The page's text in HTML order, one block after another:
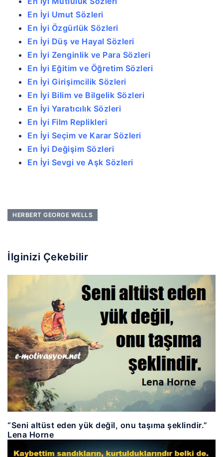
En İyi Umut Sözleri
En İyi Özgürlük Sözleri
En İyi Düş ve Hayal Sözleri
En İyi Zenginlik ve Para Sözleri
En İyi Eğitim ve Öğretim Sözleri
En İyi Girişimcilik Sözleri
En İyi Bilim ve Bilgelik Sözleri
En İyi Yaratıcılık Sözleri
En İyi Film Replikleri
En İyi Seçim ve Karar Sözleri
En İyi Değişim Sözleri
En İyi Sevgi ve Aşk Sözleri
HERBERT GEORGE WELLS
İlginizi Çekebilir
“Seni altüst eden yük değil, onu taşıma şeklindir.”
Lena Horne